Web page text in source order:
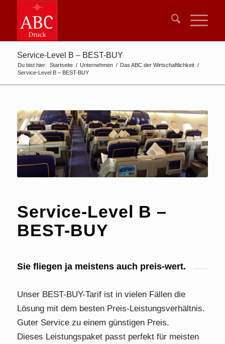
Service-Level B – BEST-BUY
Du bist hier: Startseite / Unternehmen / Das ABC der Wirtschaftlichkeit /
Service-Level B – BEST-BUY
Service-Level B –
BEST-BUY
Sie fliegen ja meistens auch preis-wert.
Unser BEST-BUY-Tarif ist in vielen Fällen die
Lösung mit dem besten Preis-Leistungsverhältnis.
Guter Service zu einem günstigen Preis.
Dieses Leistungspaket passt perfekt für meisten